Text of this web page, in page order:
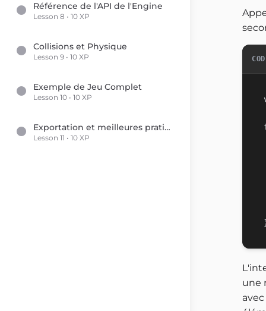
Référence de l'API de l'Engine
Lesson 8 • 10 XP
Collisions et Physique
Lesson 9 • 10 XP
Exemple de Jeu Complet
Lesson 10 • 10 XP
Exportation et meilleures pratiques
Lesson 11 • 10 XP
une
avec